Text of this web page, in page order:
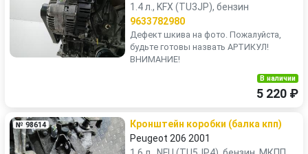
1.4 л., KFX (TU3JP), бензин
9633782980
Дефект шкива на фото. Пожалуйста,
будьте готовы назвать АРТИКУЛ!
ВНИМАНИЕ!
В наличии
5 220 ₽
№ 98614
Кронштейн коробки (балка кпп)
Peugeot 206 2001